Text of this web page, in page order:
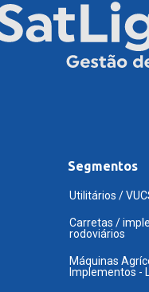
Segmentos
Utilitários /
Carretas /
rodoviários
Máquinas
Implementos -